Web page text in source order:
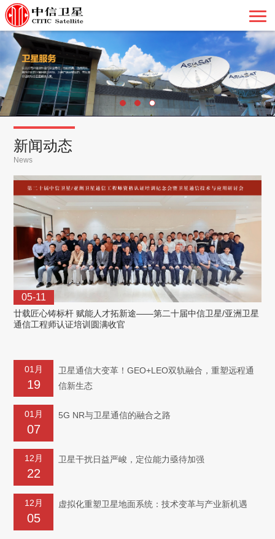
新闻动态
News
05-11
廿载匠心铸标杆 赋能人才拓新途——第二十届中信卫星/亚洲卫星
通信工程师认证培训圆满收官
01月
19
卫星通信大变革！GEO+LEO双轨融合，重塑远程通
信新生态
01月
07
5G NR与卫星通信的融合之路
12月
22
卫星干扰日益严峻，定位能力亟待加强
12月
05
虚拟化重塑卫星地面系统：技术变革与产业新机遇